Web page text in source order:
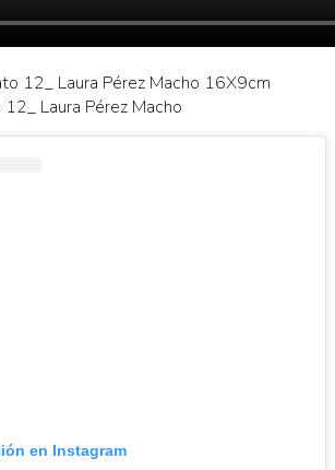
Laura Pérez Macho
en Instagram